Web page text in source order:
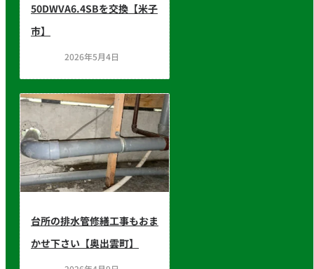
50DWVA6.4SBを交換【米子
市】
2026年5月4日
台所の排水管修繕工事もおま
かせ下さい【奥出雲町】